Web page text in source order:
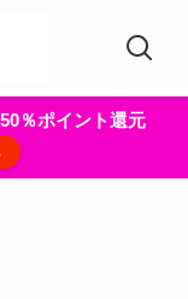
％ポイント還元